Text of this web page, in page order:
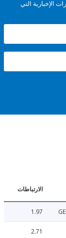
التي
الارتباطات
1.97